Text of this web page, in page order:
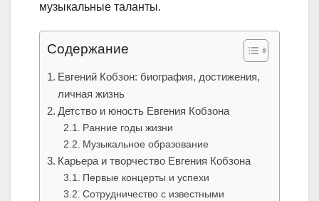
музыкальные таланты.
Содержание
Евгений Кобзон: биография, достижения,
личная жизнь
Детство и юность Евгения Кобзона
Ранние годы жизни
Музыкальное образование
Карьера и творчество Евгения Кобзона
Первые концерты и успехи
Сотрудничество с известными